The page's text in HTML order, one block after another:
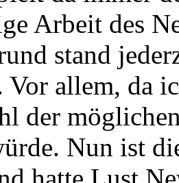
Arbeit des
stand
Vor allem, da
der
Nun ist